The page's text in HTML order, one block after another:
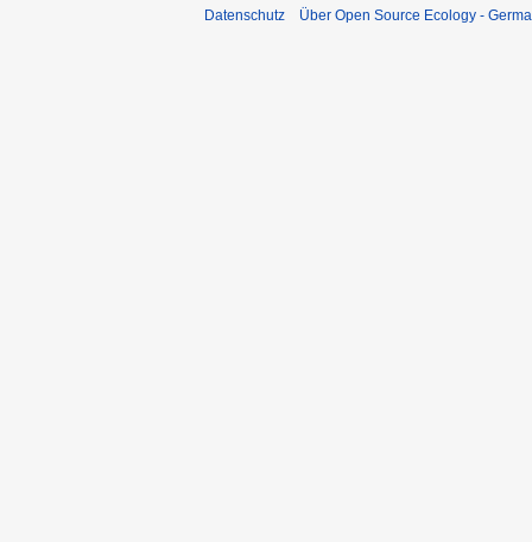
Datenschutz Über Open Source Ecology -